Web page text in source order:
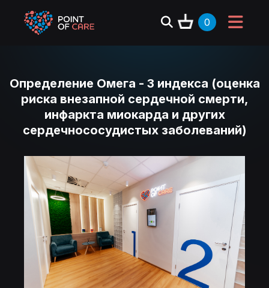
0
Определение Омега - 3 индекса (оценка
риска внезапной сердечной смерти,
инфаркта миокарда и других
сердечнососудистых заболеваний)